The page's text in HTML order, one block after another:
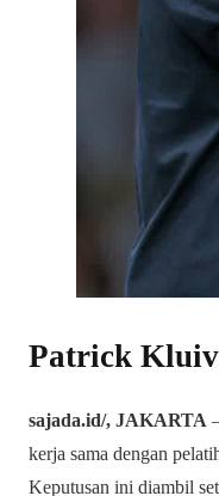
Patrick
sajada.id/, JAKARTA
kerja sama dengan
Keputusan ini diambil